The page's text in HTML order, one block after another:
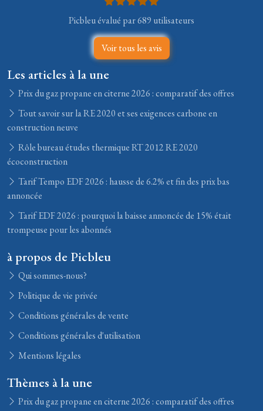
Picbleu évalué par 689 utilisateurs
Voir tous les avis
Les articles à la une
Prix du gaz propane en citerne 2026 : comparatif des offres
Tout savoir sur la RE 2020 et ses exigences carbone en
construction neuve
Rôle bureau études thermique RT 2012 RE 2020
écoconstruction
Tarif Tempo EDF 2026 : hausse de 6.2% et fin des prix bas
annoncée
Tarif EDF 2026 : pourquoi la baisse annoncée de 15% était
trompeuse pour les abonnés
à propos de Picbleu
Qui sommes-nous?
Politique de vie privée
Conditions générales de vente
Conditions générales d'utilisation
Mentions légales
Thèmes à la une
Prix du gaz propane en citerne 2026 : comparatif des offres